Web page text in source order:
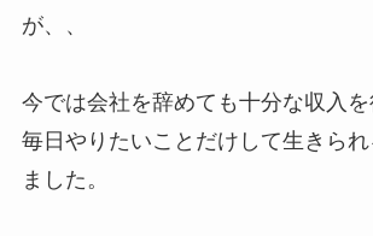
が、、
今では会社を辞めても十分な収入を
毎日やりたいことだけして生きられ
ました。